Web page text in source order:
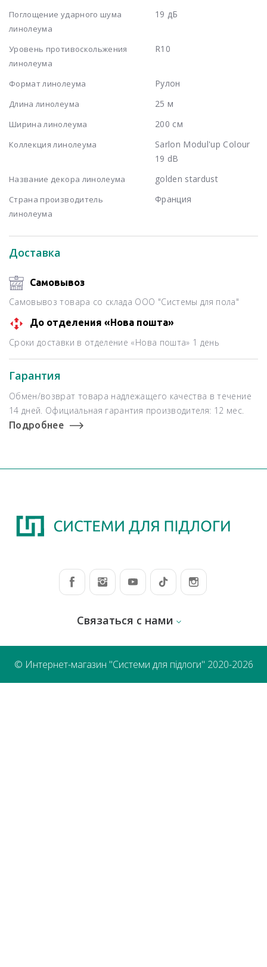
Доставка
Самовывоз
Самовывоз товара со склада ООО "Системы для пола"
До отделения «Нова пошта»
Сроки доставки в отделение «Нова пошта» 1 день
Гарантия
Обмен/возврат товара надлежащего качества в течение
14 дней. Официальная гарантия производителя: 12 мес.
Подробнее
Поглощение ударного шума
линолеума
19 дБ
Уровень противоскольжения
линолеума
R10
Формат линолеума Рулон
Длина линолеума 25 м
Ширина линолеума 200 см
Коллекция линолеума
Sarlon Modul'up Colour
19 dB
Название декора линолеума golden stardust
Страна производитель
линолеума
Франция
Связаться с нами
© Интернет-магазин "Системи для підлоги" 2020-2026